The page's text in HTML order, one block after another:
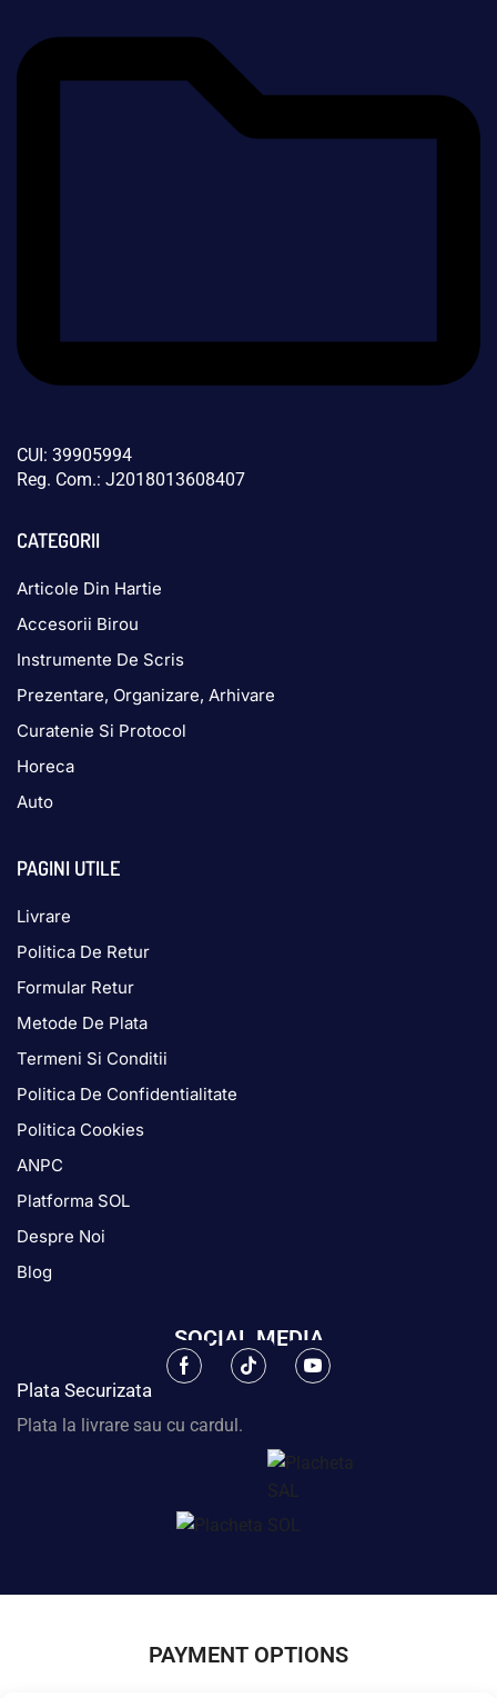
CUI: 39905994
Reg. Com.: J2018013608407
CATEGORII
Articole Din Hartie
Accesorii Birou
Instrumente De Scris
Prezentare, Organizare, Arhivare
Curatenie Si Protocol
Horeca
Auto
PAGINI UTILE
Livrare
Politica De Retur
Formular Retur
Metode De Plata
Termeni Si Conditii
Politica De Confidentialitate
Politica Cookies
ANPC
Platforma SOL
Despre Noi
Blog
SOCIAL MEDIA
Facebook
Tik-
Youtube
Plata Securizata
Plata la livrare sau cu cardul.
PAYMENT OPTIONS